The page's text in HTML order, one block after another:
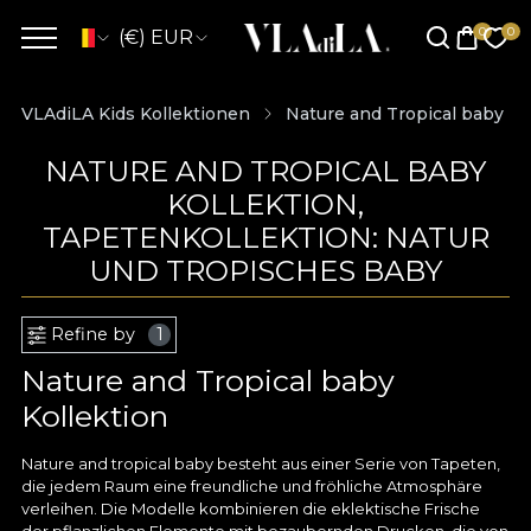
(€) EUR
VLAdiLA Kids Kollektionen Nature and Tropical baby
NATURE AND TROPICAL BABY
KOLLEKTION,
TAPETENKOLLEKTION: NATUR
UND TROPISCHES BABY
Refine by 1
Nature and Tropical baby
Kollektion
Nature and tropical baby besteht aus einer Serie von Tapeten,
die jedem Raum eine freundliche und fröhliche Atmosphäre
verleihen. Die Modelle kombinieren die eklektische Frische